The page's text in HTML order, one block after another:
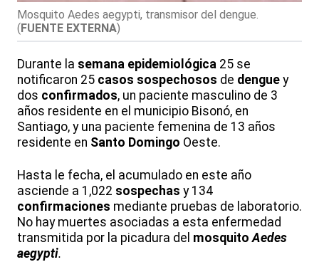
Mosquito Aedes aegypti, transmisor del dengue.
( FUENTE EXTERNA)
Durante la semana epidemiológica 25 se
notificaron 25 casos sospechosos de dengue y
dos confirmados, un paciente masculino de 3
años residente en el municipio Bisonó, en
Santiago, y una paciente femenina de 13 años
residente en Santo Domingo Oeste.
Hasta le fecha, el acumulado en este año
asciende a 1,022 sospechas y 134
confirmaciones mediante pruebas de laboratorio.
No hay muertes asociadas a esta enfermedad
transmitida por la picadura del mosquitoAedes
aegypti.